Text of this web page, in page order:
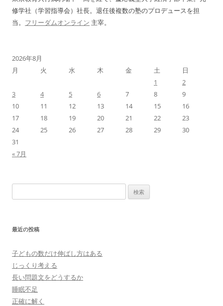
修学社（学習指導会）社長。退任後複数の塾のプロデュースを担
当。 フリーダムオンライン 主宰。
2026年8月
月
火 水 木 金 土
日
1
2
3
4 5 6 7 8
9
10
11 12 13 14 15
16
17
18 19 20 21 22
23
24
25 26 27 28 29
30
31
« 7月
索:
最近の投稿
子どもの数だけ伸ばし方はある
じっくり考える
長い問題文をどうするか
睡眠不足
正確に解く